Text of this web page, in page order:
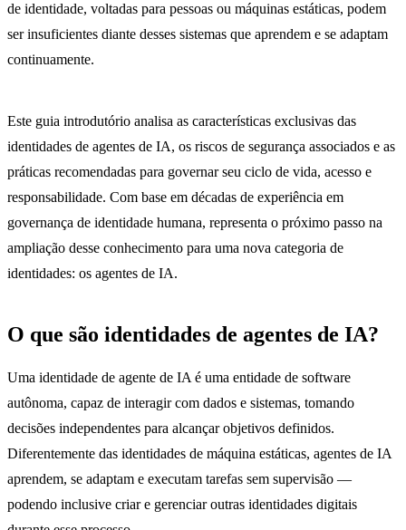
de identidade, voltadas para pessoas ou máquinas estáticas, podem
ser insuficientes diante desses sistemas que aprendem e se adaptam
continuamente.
Este guia introdutório analisa as características exclusivas das
identidades de agentes de IA, os riscos de segurança associados e as
práticas recomendadas para governar seu ciclo de vida, acesso e
responsabilidade. Com base em décadas de experiência em
governança de identidade humana, representa o próximo passo na
ampliação desse conhecimento para uma nova categoria de
identidades: os agentes de IA.
O que são identidades de agentes de IA?
Uma identidade de agente de IA é uma entidade de software
autônoma, capaz de interagir com dados e sistemas, tomando
decisões independentes para alcançar objetivos definidos.
Diferentemente das identidades de máquina estáticas, agentes de IA
aprendem, se adaptam e executam tarefas sem supervisão —
podendo inclusive criar e gerenciar outras identidades digitais